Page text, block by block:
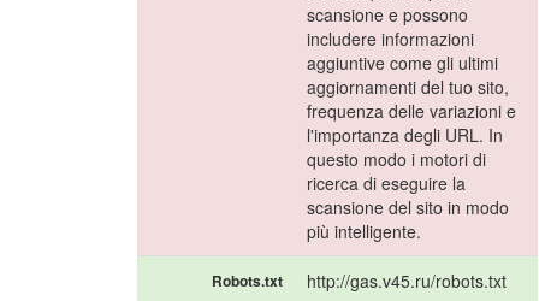
scansione e possono
includere informazioni
aggiuntive come gli ultimi
aggiornamenti del tuo sito,
frequenza delle variazioni e
l'importanza degli URL. In
questo modo i motori di
ricerca di eseguire la
scansione del sito in modo
più intelligente.
Robots.txt
http://gas.v45.ru/robots.txt